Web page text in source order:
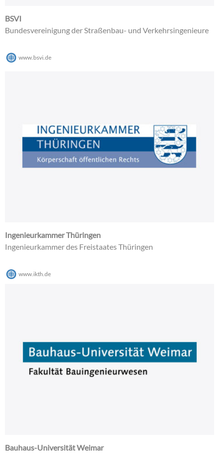
BSVI
Bundesvereinigung der Straßenbau- und Verkehrsingenieure
www.bsvi.de
Ingenieurkammer Thüringen
Ingenieurkammer des Freistaates Thüringen
www.ikth.de
Bauhaus-Universität Weimar